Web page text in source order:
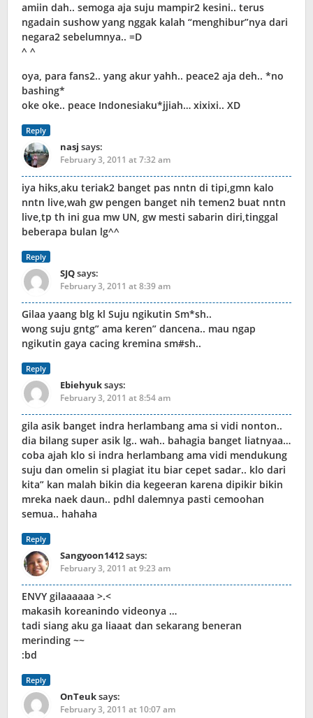
amiin dah.. semoga aja suju mampir2 kesini.. terus
ngadain sushow yang nggak kalah “menghibur”nya dari
negara2 sebelumnya.. =D
^ ^
oya, para fans2.. yang akur yahh.. peace2 aja deh.. *no
bashing*
oke oke.. peace Indonesiaku*jjiah… xixixi.. XD
Reply
nasj says:
February 3, 2011 at 7:32 am
iya hiks,aku teriak2 banget pas nntn di tipi,gmn kalo
nntn live,wah gw pengen banget nih temen2 buat nntn
live,tp th ini gua mw UN, gw mesti sabarin diri,tinggal
beberapa bulan lg^^
Reply
SJQsays:
February 3, 2011 at 8:39 am
Gilaa yaang blg kl Suju ngikutin Sm*sh..
wong suju gntg” ama keren” dancena.. mau ngap
ngikutin gaya cacing kremina sm#sh..
Reply
Ebiehyuksays:
February 3, 2011 at 8:54 am
gila asik banget indra herlambang ama si vidi nonton..
dia bilang super asik lg.. wah.. bahagia banget liatnyaa…
coba ajah klo si indra herlambang ama vidi mendukung
suju dan omelin si plagiat itu biar cepet sadar.. klo dari
kita” kan malah bikin dia kegeeran karena dipikir bikin
mreka naek daun.. pdhl dalemnya pasti cemoohan
semua.. hahaha
Reply
Sangyoon1412says:
February 3, 2011 at 9:23 am
ENVY gilaaaaaa >.<
makasih koreanindo videonya …
tadi siang aku ga liaaat dan sekarang beneran
merinding ~~
:bd
Reply
OnTeuksays:
February 3, 2011 at 10:07 am